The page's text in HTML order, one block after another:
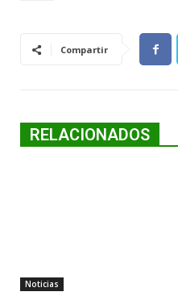
Compartir
RELACIONADOS
Noticias